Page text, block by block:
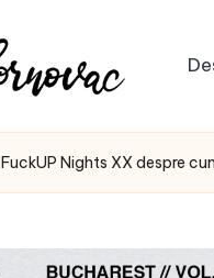
FuckUP Nights XX despre